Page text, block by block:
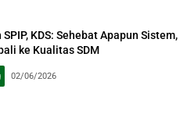
KDS: Sehebat Apapun Sistem,
ke Kualitas SDM
02/06/2026